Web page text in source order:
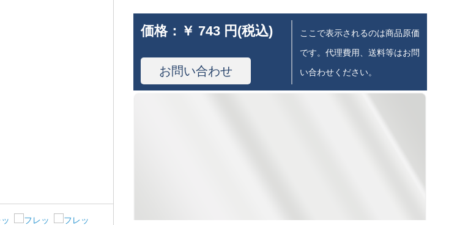
価格： ￥ 743 円(税込)
お問い合わせ
ここで表示されるのは商品原価
です。代理費用、送料等はお問
い合わせください。